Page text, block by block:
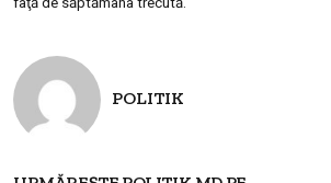
POLITIK